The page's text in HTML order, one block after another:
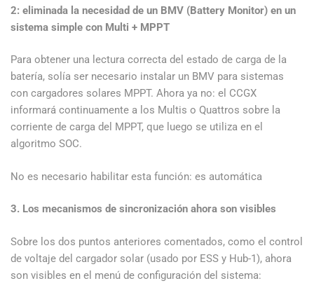
2: eliminada la necesidad de un BMV (Battery Monitor) en un
sistema simple con Multi + MPPT
Para obtener una lectura correcta del estado de carga de la
batería, solía ser necesario instalar un BMV para sistemas
con cargadores solares MPPT. Ahora ya no: el CCGX
informará continuamente a los Multis o Quattros sobre la
corriente de carga del MPPT, que luego se utiliza en el
algoritmo SOC.
No es necesario habilitar esta función: es automática
3. Los mecanismos de sincronización ahora son visibles
Sobre los dos puntos anteriores comentados, como el control
de voltaje del cargador solar (usado por ESS y Hub-1), ahora
son visibles en el menú de configuración del sistema: